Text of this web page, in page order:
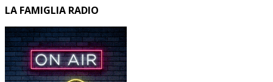
LA FAMIGLIA RADIO